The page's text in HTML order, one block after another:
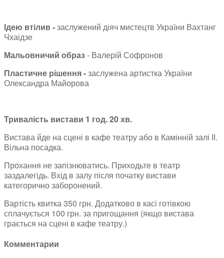
Ідею втілив -заслужений діяч мистецтв України Вахтанг
Чхаідзе
Мальовничий образ- Валерій Софронов
Пластичне рішення -заслужена артистка України
Олександра Майорова
Тривалість вистави 1 год. 20 хв.
Вистава йде на сцені в кафе театру або в Камінній залі ІІ.
Вільна посадка.
Прохання не запізнюватись. Приходьте в театр
заздалегідь. Вхід в залу після початку вистави
категорично заборонений.
Вартість квитка 350 грн. Додатково в касі готівкою
сплачується 100 грн. за пригощання (якщо вистава
грається на сцені в кафе театру.)
Комментарии